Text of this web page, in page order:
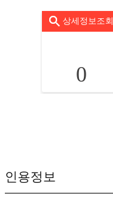
상세정보조회
0
인용정보